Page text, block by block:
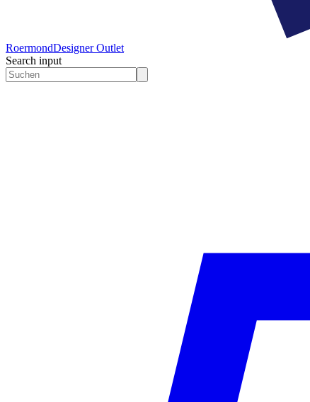
RoermondDesigner Outlet
Search input